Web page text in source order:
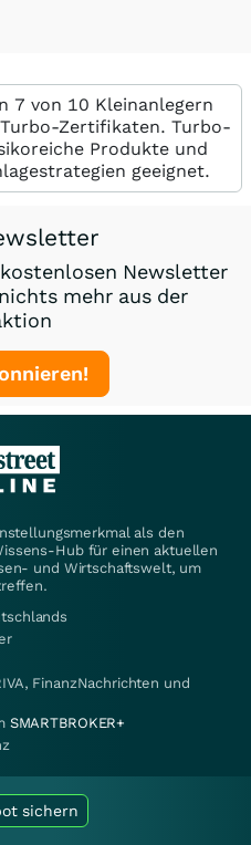
7 von 10 Kleinanlegern
Zertifikaten. Turbo-
Produkte und
geeignet.
Newsletter
mehr aus der
als den
Hub für einen aktuellen
und Wirtschaftswelt, um
FinanzNachrichten und
SMARTBROKER+
sichern